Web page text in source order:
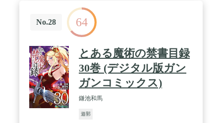
No.28 64
とある魔術の禁書目録
30巻 (デジタル版ガン
ガンコミックス)
鎌池和馬
遊郭